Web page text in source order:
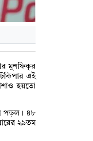
মুশফিকুর
এই
হয়তো
পড়ল। ৪৮
২৯তম